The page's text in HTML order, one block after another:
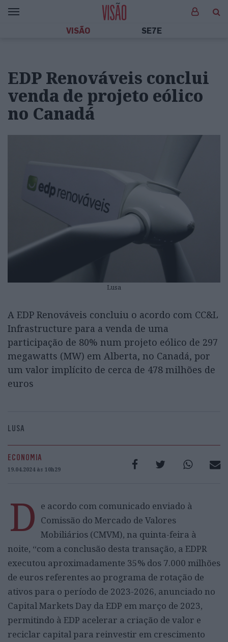
VISÃO SE7E
EDP Renováveis conclui
venda de projeto eólico
no Canadá
Lusa
A EDP Renováveis concluiu o acordo com CC&L
Infrastructure para a venda de uma
participação de 80% num projeto eólico de 297
megawatts (MW) em Alberta, no Canadá, por
um valor implícito de cerca de 478 milhões de
euros
LUSA
ECONOMIA
19.04.2024 às 10h29
D e acordo com comunicado enviado à
Comissão do Mercado de Valores
Mobiliários (CMVM), na quinta-feira à
noite, “com a conclusão desta transação, a EDPR
executou aproximadamente 35% dos 7.000 milhões
de euros referentes ao programa de rotação de
ativos para o período de 2023-2026, anunciado no
Capital Markets Day da EDP em março de 2023,
permitindo à EDP acelerar a criação de valor e
reciclar capital para reinvestir em crescimento